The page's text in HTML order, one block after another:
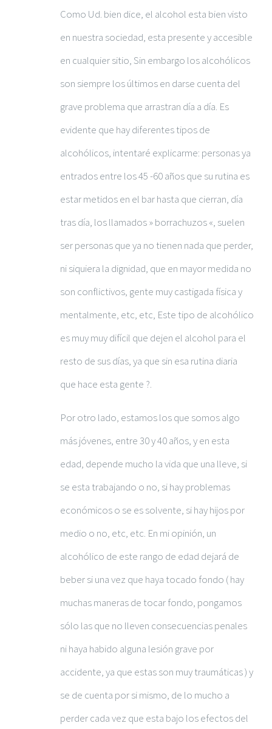
Como Ud. bien dice, el alcohol esta bien visto
en nuestra sociedad, esta presente y accesible
en cualquier sitio, Sin embargo los alcohólicos
son siempre los últimos en darse cuenta del
grave problema que arrastran día a día. Es
evidente que hay diferentes tipos de
alcohólicos, intentaré explicarme: personas ya
entrados entre los 45 -60 años que su rutina es
estar metidos en el bar hasta que cierran, día
tras día, los llamados » borrachuzos «, suelen
ser personas que ya no tienen nada que perder,
ni siquiera la dignidad, que en mayor medida no
son conflictivos, gente muy castigada física y
mentalmente, etc, etc, Este tipo de alcohólico
es muy muy difícil que dejen el alcohol para el
resto de sus días, ya que sin esa rutina diaria
que hace esta gente ?.
Por otro lado, estamos los que somos algo
más jóvenes, entre 30 y 40 años, y en esta
edad, depende mucho la vida que una lleve, si
se esta trabajando o no, si hay problemas
económicos o se es solvente, si hay hijos por
medio o no, etc, etc. En mi opinión, un
alcohólico de este rango de edad dejará de
beber si una vez que haya tocado fondo ( hay
muchas maneras de tocar fondo, pongamos
sólo las que no lleven consecuencias penales
ni haya habido alguna lesión grave por
accidente, ya que estas son muy traumáticas ) y
se de cuenta por si mismo, de lo mucho a
perder cada vez que esta bajo los efectos del